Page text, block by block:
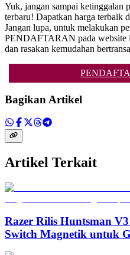
Yuk, jangan sampai ketinggalan
terbaru! Dapatkan harga terbaik
Jangan lupa, untuk melakukan
PENDAFTARAN pada website
dan rasakan kemudahan
Bagikan Artikel
Artikel Terkait
Razer Rilis Huntsman
Switch Magnetik untuk